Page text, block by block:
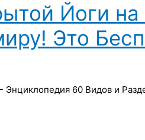
Йоги
Это
Энциклопедия 60 Видов и